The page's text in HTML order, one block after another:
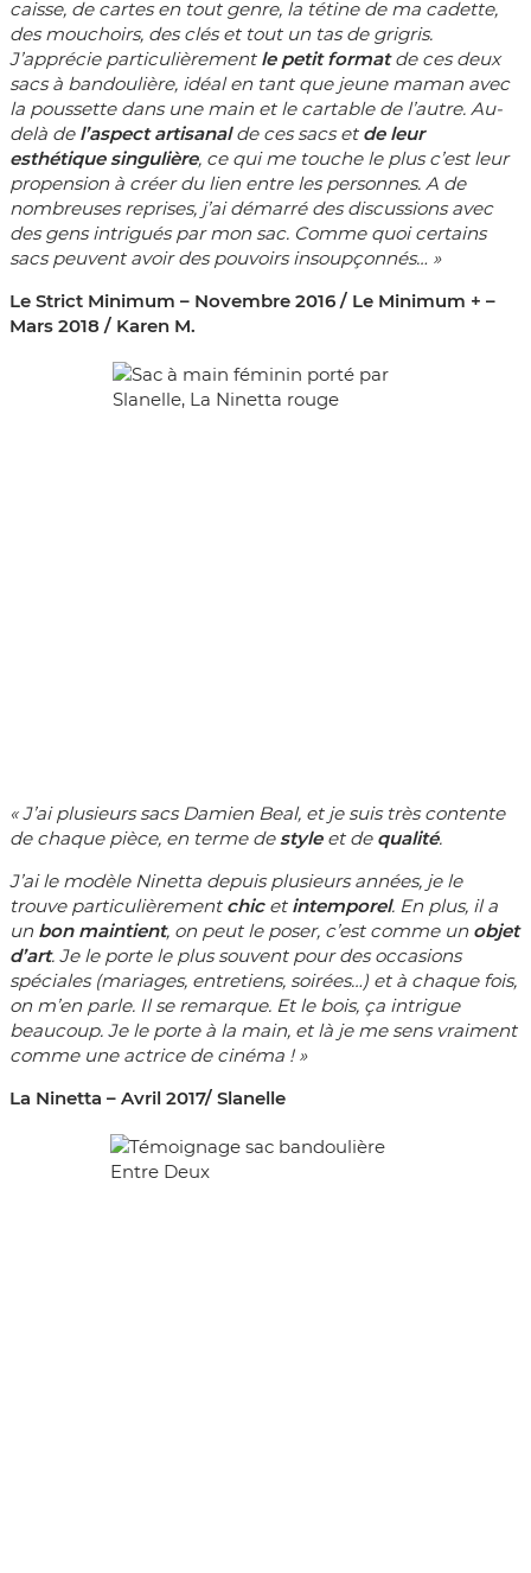
caisse, de cartes en tout genre, la tétine de ma cadette,
des mouchoirs, des clés et tout un tas de grigris.
J’apprécie particulièrement le petit formatde ces deux
sacs à bandoulière, idéal en tant que jeune maman avec
la poussette dans une main et le cartable de l’autre. Au-
delà de l’aspect artisanalde ces sacs et de leur
esthétique singulière, ce qui me touche le plus c’est leur
propension à créer du lien entre les personnes. A de
nombreuses reprises, j’ai démarré des discussions avec
des gens intrigués par mon sac. Comme quoi certains
sacs peuvent avoir des pouvoirs insoupçonnés… »
Le Strict Minimum – Novembre 2016 / Le Minimum + –
Mars 2018 / Karen M.
« J’ai plusieurs sacs Damien Beal, et je suis très contente
de chaque pièce, en terme destyleet de qualité.
J’ai le modèle Ninetta depuis plusieurs années, je le
trouve particulièrement chicet intemporel. En plus, il a
un bon maintient, on peut le poser, c’est comme un objet
d’art. Je le porte le plus souvent pour des occasions
spéciales (mariages, entretiens, soirées…) et à chaque fois,
on m’en parle. Il se remarque. Et le bois, ça intrigue
beaucoup. Je le porte à la main, et là je me sens vraiment
comme une actrice de cinéma ! »
La Ninetta – Avril 2017/ Slanelle